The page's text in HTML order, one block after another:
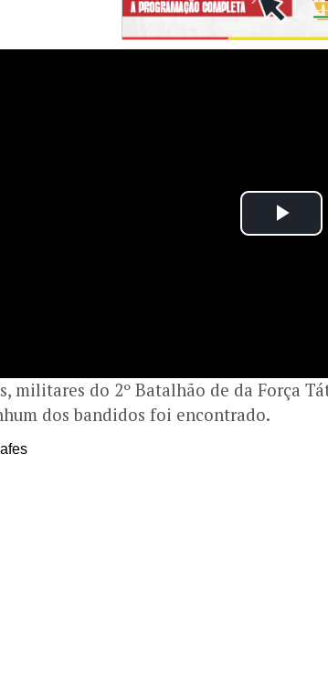
militares do 2º Batalhão de da Força
dos bandidos foi encontrado.